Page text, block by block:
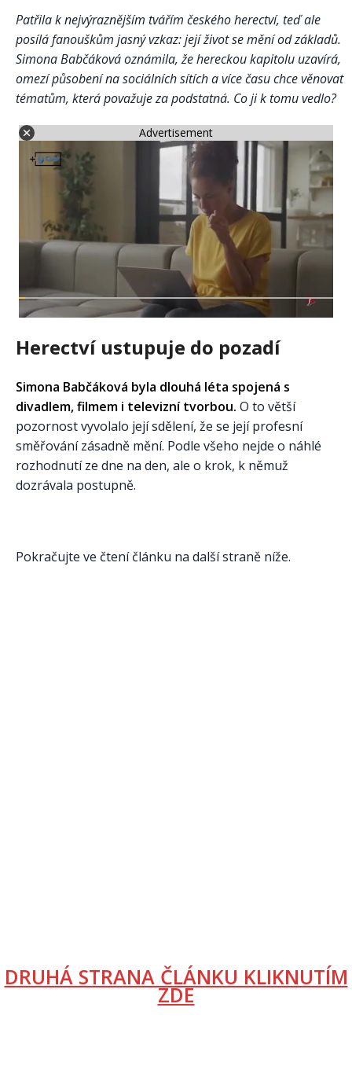
Patřila k nejvýraznějším tvářím českého herectví, teď ale
posílá fanouškům jasný vzkaz: její život se mění od základů.
Simona Babčáková oznámila, že hereckou kapitolu uzavírá,
omezí působení na sociálních sítích a více času chce věnovat
tématům, která považuje za podstatná. Co ji k tomu vedlo?
Advertisement
Herectví ustupuje do pozadí
Simona Babčáková byla dlouhá léta spojená s
divadlem, filmem i televizní tvorbou. O to větší
pozornost vyvolalo její sdělení, že se její profesní
směřování zásadně mění. Podle všeho nejde o náhlé
rozhodnutí ze dne na den, ale o krok, k němuž
dozrávala postupně.
Pokračujte ve čtení článku na další straně níže.
DRUHÁ STRANA ČLÁNKU KLIKNUTÍM
ZDE